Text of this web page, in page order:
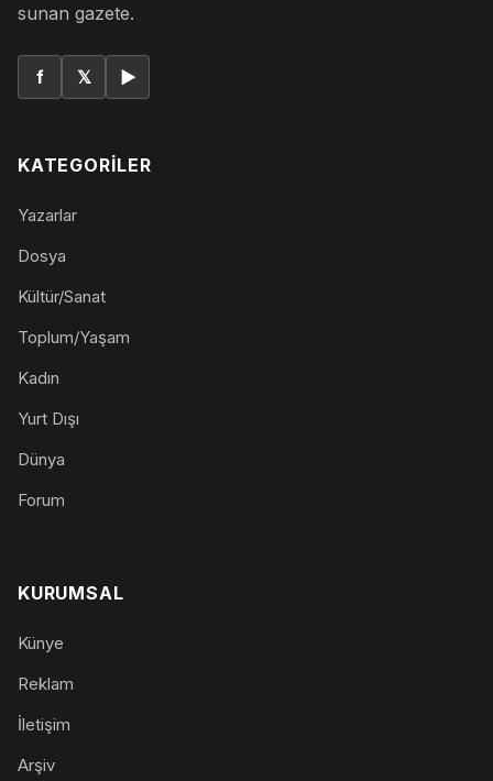
sunan gazete.
f 𝕏 ▶
KATEGORILER
Yazarlar
Dosya
Kültür/Sanat
Toplum/Yaşam
Kadın
Yurt Dışı
Dünya
Forum
KURUMSAL
Künye
Reklam
İletişim
Arşiv